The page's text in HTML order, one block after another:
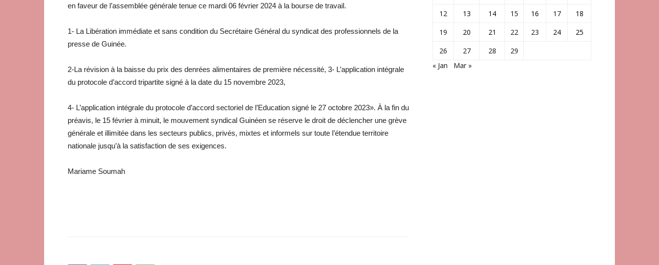
en faveur de l’assemblée générale tenue ce mardi 06 février 2024 à la bourse de travail.
1- La Libération immédiate et sans condition du Secrétaire Général du syndicat des professionnels de la
presse de Guinée.
2-La révision à la baisse du prix des denrées alimentaires de première nécessité, 3- L’application intégrale
du protocole d’accord tripartite signé à la date du 15 novembre 2023,
4- L’application intégrale du protocole d’accord sectoriel de l’Education signé le 27 octobre 2023». À la fin du
préavis, le 15 février à minuit, le mouvement syndical Guinéen se réserve le droit de déclencher une grève
générale et illimitée dans les secteurs publics, privés, mixtes et informels sur toute l’étendue territoire
nationale jusqu’à la satisfaction de ses exigences.
Mariame Soumah
12
13 14 15 16 17
18
19
20 21 22 23 24
25
26
27 28
29
« Jan
Mar »